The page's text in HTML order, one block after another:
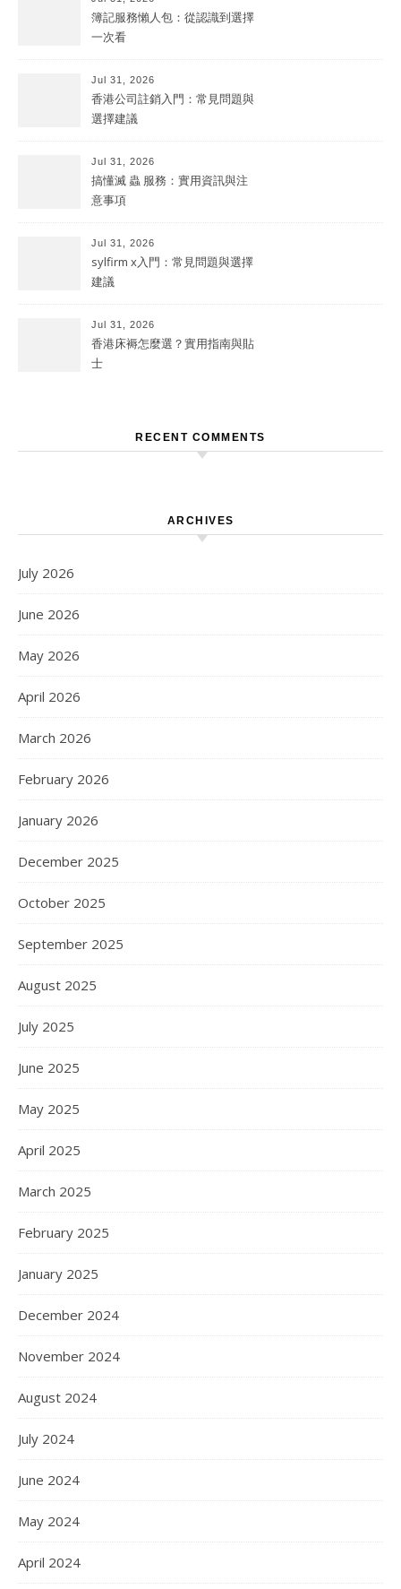
簿記服務懶人包：從認識到選擇
一次看
Jul 31, 2026
香港公司註銷入門：常見問題與
選擇建議
Jul 31, 2026
搞懂滅 蟲 服務：實用資訊與注
意事項
Jul 31, 2026
sylfirm x入門：常見問題與選擇
建議
Jul 31, 2026
香港床褥怎麼選？實用指南與貼
士
RECENT COMMENTS
ARCHIVES
July 2026
June 2026
May 2026
April 2026
March 2026
February 2026
January 2026
December 2025
October 2025
September 2025
August 2025
July 2025
June 2025
May 2025
April 2025
March 2025
February 2025
January 2025
December 2024
November 2024
August 2024
July 2024
June 2024
May 2024
April 2024